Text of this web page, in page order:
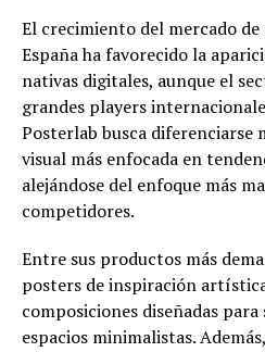
El crecimiento del mercado
España ha favorecido la
nativas digitales, aunque el
grandes players
Posterlab busca diferenciarse
visual más enfocada en
alejándose del enfoque más
competidores.
Entre sus productos más
posters de inspiración
composiciones diseñadas
espacios minimalistas.